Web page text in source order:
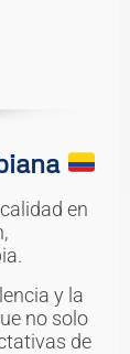
en
y la
no solo
de